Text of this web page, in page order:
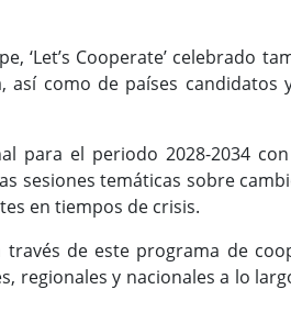
Cooperate’ celebrado
como de países candidatos
para el periodo 2028-2034
sesiones temáticas sobre
en tiempos de crisis.
de este programa de
regionales y nacionales a lo